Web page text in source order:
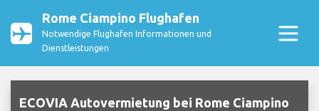
Rome Ciampino Flughafen
Notwendige Flughafen Informationen und
Dienstleistungen
ECOVIA Autovermietung bei Rome Ciampino